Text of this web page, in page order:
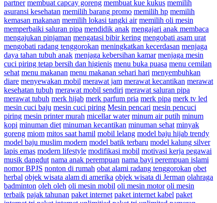
partner membuat capcay goreng membuat kue kukus memilih
asuransi kesehatan memilih barang promo memilih hp memilih
kemasan makanan memilih lokasi tangki air memilih oli mesin
memperbaiki saluran pipa mendidik anak mengajari anak membaca
mengajukan pinjaman mengatasi bibir kering mengobati asam urat
mengobati radang tenggorokan meningkatkan kecerdasan menjaga
daya tahan tubuh anak menjaga kebersihan kamar menjaga mesin
cuci piring tetap bersih dan higienis menu buka puasa menu cemilan
sehat menu makanan menu makanan sehari hari menyembuhkan
diare menyewakan mobil merawat jam merawat kecantikan merawat
kesehatan tubuh merawat mobil sendiri merawat saluran pipa
merawat tubuh merk hijab merk parfum pria merk pipa merk tv led
mesin cuci baju mesin cuci piring Mesin pencari mesin pencuci
piring mesin printer murah micellar water minum air putih minum
kopi minuman diet minuman kecantikan minuman sehat minyak
goreng miom mitos saat hamil mobil lelang model baju hijab trendy
model baju muslim modern model batik terbaru model kalung silver
lapis emas modern lifestyle modifikasi mobil motivasi kerja pegawai
musik dangdut nama anak perempuan nama bayi perempuan islami
nomor BPJS nonton di rumah obat alami radang tenggorokan obet
herbal objek wisata alam di amerika objek wisata di Jerman olahraga
badminton oleh oleh oli mesin mobil oli mesin motor oli mesin
terbaik pajak tahunan paket internet paket internet kabel paket